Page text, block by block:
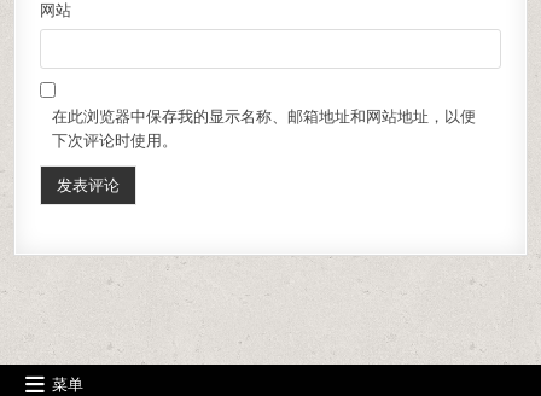
网站
在此浏览器中保存我的显示名称、邮箱地址和网站地址，以便
下次评论时使用。
菜单